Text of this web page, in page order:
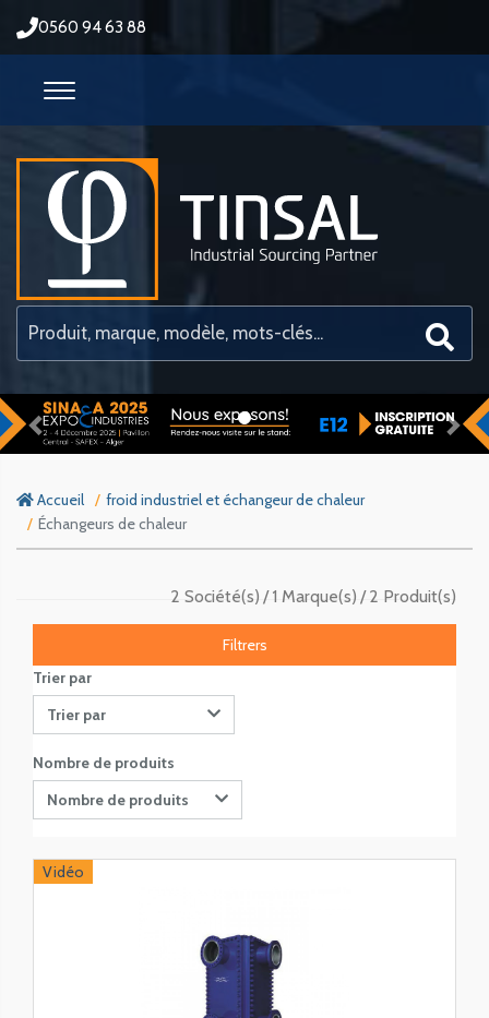
0560 94 63 88
Previous
Accueil
froid industriel et échangeur de chaleur
Échangeurs de chaleur
2 Produit(s)
1 Marque(s)
2 Société(s)
Filtrers
Trier par
Trier par
Nombre de produits
Nombre de produits
Vidéo